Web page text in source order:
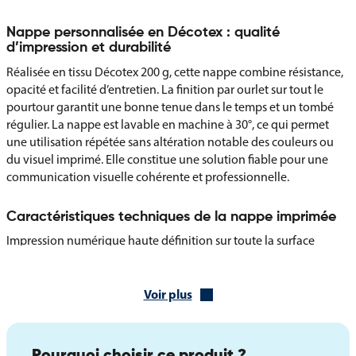
Nappe personnalisée en Décotex : qualité
d’impression et durabilité
Réalisée en tissu Décotex 200 g, cette nappe combine résistance,
opacité et facilité d’entretien. La finition par ourlet sur tout le
pourtour garantit une bonne tenue dans le temps et un tombé
régulier. La nappe est lavable en machine à 30°, ce qui permet
une utilisation répétée sans altération notable des couleurs ou
du visuel imprimé. Elle constitue une solution fiable pour une
communication visuelle cohérente et professionnelle.
Caractéristiques techniques de la nappe imprimée
Impression numérique haute définition sur toute la surface
Finition ourlet sur tout le tour
Excellente durée de vie
Voir plus